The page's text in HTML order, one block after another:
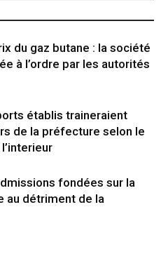
du gaz butane : la société
à l’ordre par les autorités
établis traineraient
de la préfecture selon le
fondées sur la
au détriment de la